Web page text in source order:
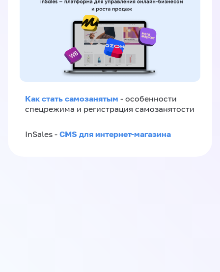
Как стать самозанятым - особенности
спецрежима и регистрация самозанятости
InSales - CMS для интернет-магазина